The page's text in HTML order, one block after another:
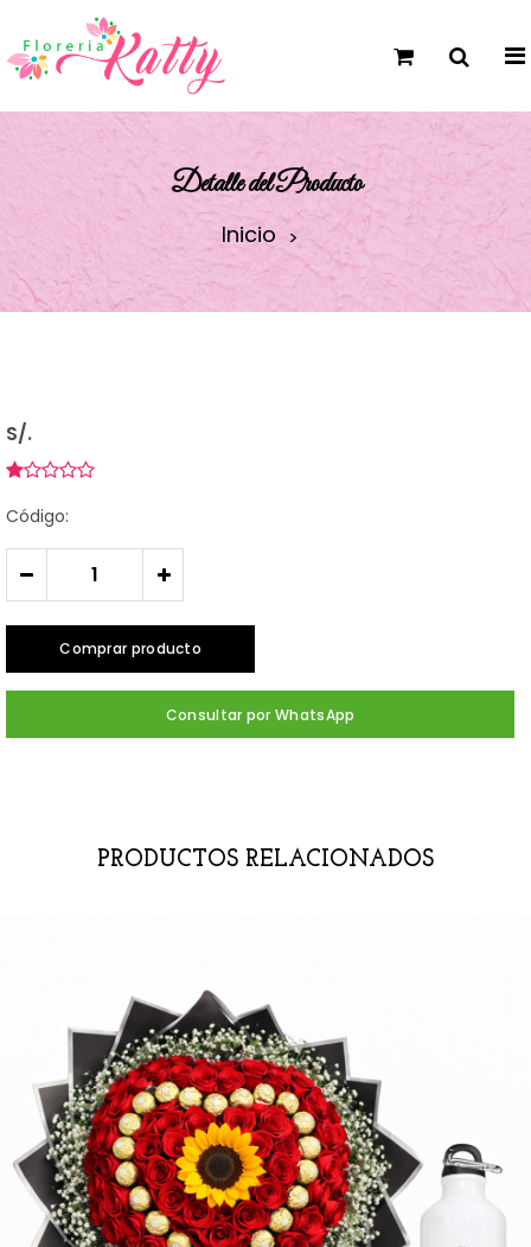
Detalle del Producto
Inicio
S/.
Código:
- +
Comprar producto
Consultar por WhatsApp
PRODUCTOS RELACIONADOS